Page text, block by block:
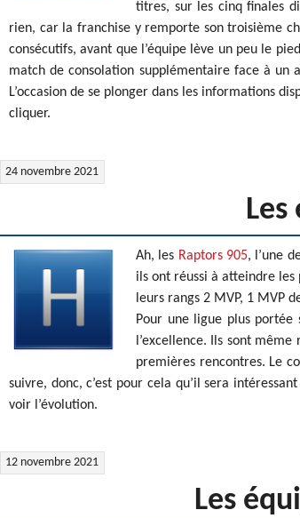
titres, sur les cinq finales
rien, car la franchise y remporte son troisième
consécutifs, avant que l’équipe lève un peu le
match de consolation supplémentaire face à un
L’occasion de se plonger dans les informations
cliquer.
24 novembre 2021
Les
Ah, les Raptors 905, l’une
ils ont réussi à atteindre les
leurs rangs 2 MVP, 1 MVP
Pour une ligue plus
l’excellence. Ils sont
premières rencontres. Le
suivre, donc, c’est pour cela qu’il sera
voir l’évolution.
12 novembre 2021
Les